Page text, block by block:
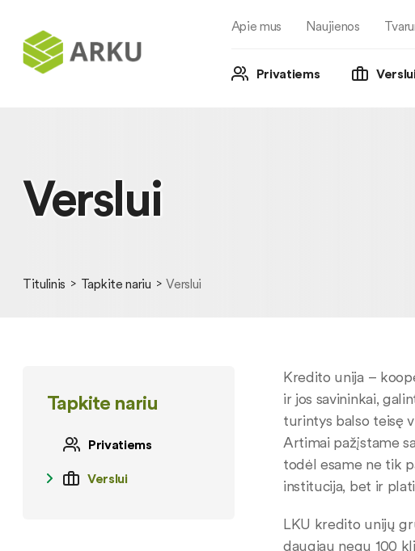
Apie mus Naujienos
Privatiems
Verslui
Titulinis Tapkite nariu Verslui
Tapkite nariu
Privatiems
Verslui
Kredito unija –
ir jos savininkai,
turintys balso teisę
Artimai pažįstame
todėl esame ne tik
institucija, bet ir
LKU kredito unijų
daugiau negu 100